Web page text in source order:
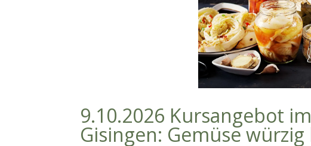
9.10.2026 Kursangebot
Gisingen: Gemüse